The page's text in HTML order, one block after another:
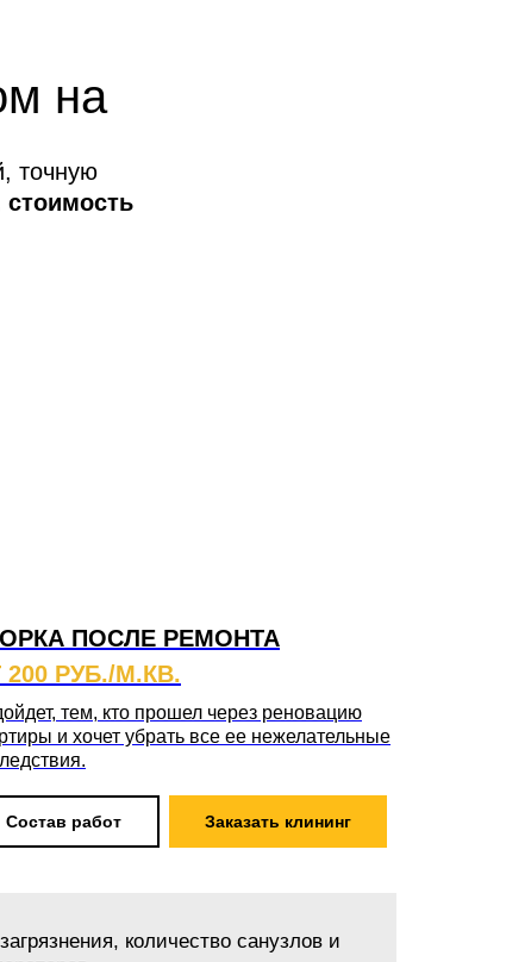
на
точную
стоимость
ПОСЛЕ РЕМОНТА
200 РУБ./М.КВ.
тем, кто прошел через реновацию
и хочет убрать все ее нежелательные
Состав работ Заказать клининг
количество санузлов и